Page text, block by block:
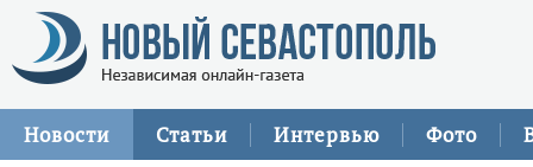
Новости Статьи Интервью Фото